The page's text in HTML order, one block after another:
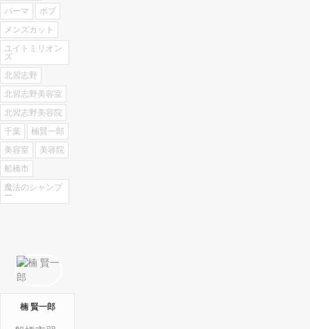
パーマ
ボブ
メンズカット
ユイトミリオン
ズ
北習志野
北習志野美容室
北習志野美容院
千葉
楠賢一郎
美容室
美容院
船橋市
魔法のシャンプ
ー
楠 賢一郎